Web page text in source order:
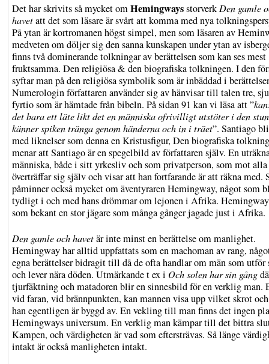
Det har skrivits så mycket omHemingwaysstorverk Den gamle
havetatt det som läsare är svårt att komma med nya
På ytan är kortromanen högst simpel, men som läsaren av
medveten om döljer sig den sanna kunskapen under ytan av
finns två dominerande tolkningar av berättelsen som kan ses mest
fruktsamma. Den religiösa & den biografiska tolkningen. I den
syftar man på den religiösa symbolik som är inbäddad i
Numerologin författaren använder sig av hänvisar till talen tre,
fyrtio som är hämtade från bibeln. På sidan 91 kan vi läsa att ”
det bara ett läte likt det en människa ofrivilligt utstöter i den
känner spiken tränga genom händerna och in i träet”. Santiago
med liknelser som denna en Kristusfigur, Den biografiska
menar att Santiago är en spegelbild av författaren själv. En
människa, både i sitt yrkesliv och som privatperson, som mot alla
överträffar sig själv och visar att han fortfarande är att räkna med.
påminner också mycket om äventyraren Hemingway, något som
tydligt i och med hans drömmar om lejonen i Afrika.
som bekant en stor jägare som många gånger jagade just i Afrika.
Den gamle och havetär inte minst en berättelse om manlighet.
Hemingway har alltid uppfattats som en machoman av rang,
egna berättelser bidragit till då de ofta handlar om män som utför
och lever nära döden. Utmärkande t ex i Och solen har sin gång
tjurfäktning och matadoren blir en sinnesbild för en verklig man.
vid faran, vid brännpunkten, kan mannen visa upp vilket skrot
han egentligen är byggd av. En vekling till man finns det ingen
Hemingways universum. En verklig man kämpar till det bittra
Kampen, och värdigheten är vad som eftersträvas. Så länge
intakt är också manligheten intakt.